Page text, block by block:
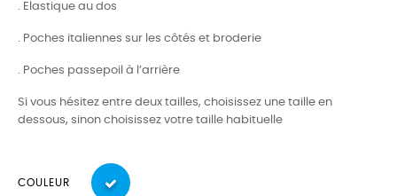
. Elastique au dos
. Poches italiennes sur les côtés et broderie
. Poches passepoil à l’arrière
Si vous hésitez entre deux tailles, choisissez une taille en
dessous, sinon choisissez votre taille habituelle
COULEUR